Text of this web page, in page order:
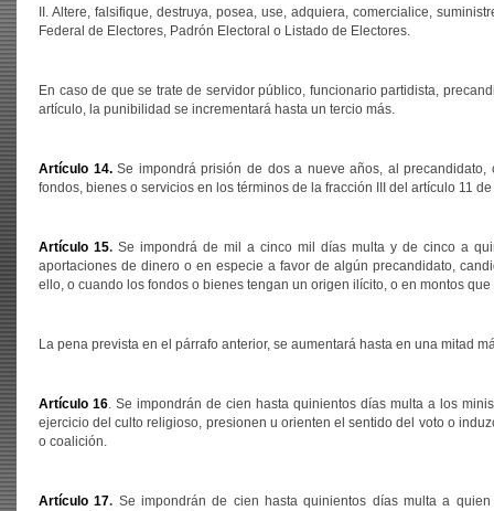
II. Altere, falsifique, destruya, posea, use, adquiera, comercialice,
Federal de Electores, Padrón Electoral o Listado de Electores.
En caso de que se trate de servidor público, funcionario partidista,
artículo, la punibilidad se incrementará hasta un tercio más.
Artículo 14.Se impondrá prisión de dos a nueve años, al
fondos, bienes o servicios en los términos de la fracción III del artículo 11 de
Artículo 15. Se impondrá de mil a cinco mil días multa y de cinco a
aportaciones de dinero o en especie a favor de algún precandidato,
ello, o cuando los fondos o bienes tengan un origen ilícito, o en montos
La pena prevista en el párrafo anterior, se aumentará hasta en una mitad
Artículo 16. Se impondrán de cien hasta quinientos días multa a los
ejercicio del culto religioso, presionen u orienten el sentido del voto o
o coalición.
Artículo 17. Se impondrán de cien hasta quinientos días multa a